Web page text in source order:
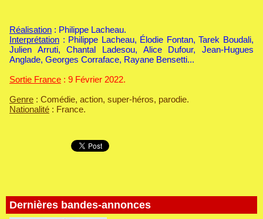
Dernières bandes-annonces
Réalisation : Philippe Lacheau.
Interprétation : Philippe Lacheau, Élodie Fontan, Tarek Boudali,
Julien Arruti, Chantal Ladesou, Alice Dufour, Jean-Hugues
Anglade, Georges Corraface, Rayane Bensetti...
Sortie France : 9 Février 2022.
Genre : Comédie, action, super-héros, parodie.
Nationalité : France.